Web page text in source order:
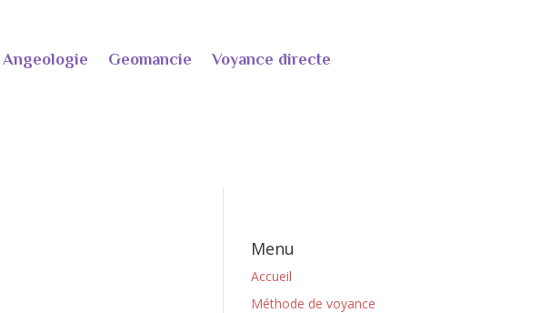
Angeologie Geomancie Voyance directe
Menu
Accueil
Méthode de voyance